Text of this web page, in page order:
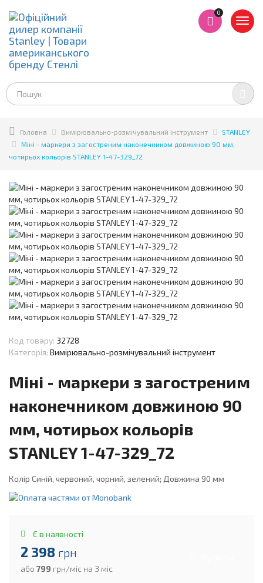
0
Головна Вимірювально-розмічувальний інструмент
STANLEY
Міні - маркери з загостреним наконечником довжиною 90 мм,
чотирьох кольорів STANLEY 1-47-329_72
Код товару: 32728
Категорія: Вимірювально-розмічувальний інструмент
Міні - маркери з загостреним
наконечником довжиною 90
мм, чотирьох кольорів
STANLEY 1-47-329_72
Колір Синій, червоний, чорний, зелений; Довжина 90 мм
Є в наявності
2 398 грн
або 799 грн/міс на 3 міс